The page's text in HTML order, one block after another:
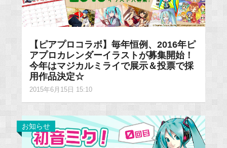
【ピアプロコラボ】毎年恒例、2016年ピ
アプロカレンダーイラストが募集開始！
今年はマジカルミライで展示＆投票で採
用作品決定☆
2015年6月15日 15:10
お知らせ